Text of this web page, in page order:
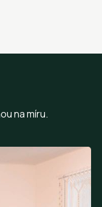
na míru.